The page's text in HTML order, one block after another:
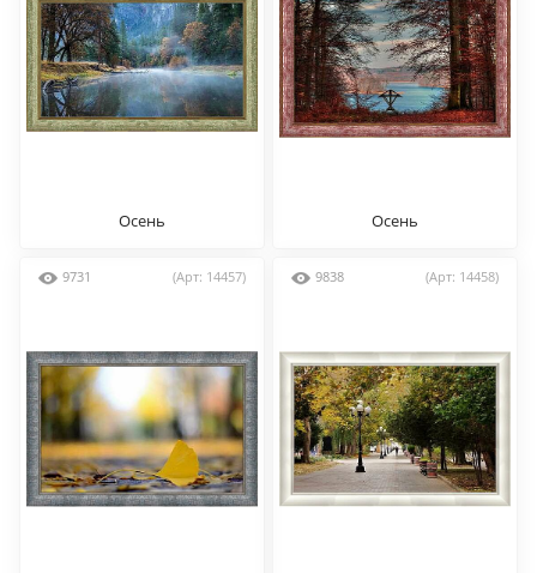
Осень Осень
9731 (Арт: 14457) 9838 (Арт: 14458)